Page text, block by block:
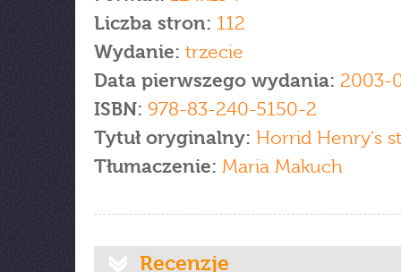
Liczba stron: 112
Wydanie: trzecie
Data pierwszego wydania: 2003-
ISBN: 978-83-240-5150-2
Tytuł oryginalny: Horrid Henry's
Tłumaczenie: Maria Makuch
Recenzje